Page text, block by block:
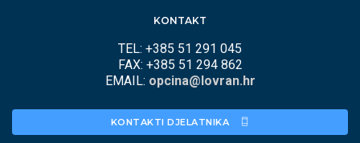
KONTAKT
TEL: +385 51 291 045
FAX: +385 51 294 862
EMAIL: opcina@lovran.hr
KONTAKTI DJELATNIKA